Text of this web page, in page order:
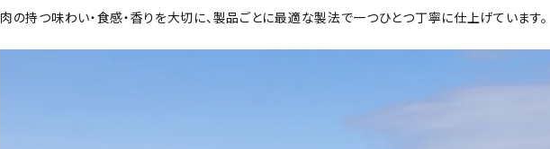
肉の持つ味わい・食感・香りを大切に、製品ごとに最適な製法で一つひとつ丁寧に仕上げています。